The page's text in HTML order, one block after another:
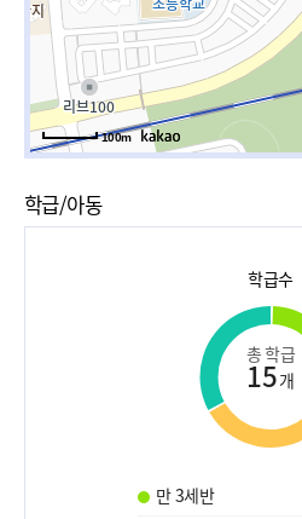
100m
학급/아동
학급수
총 학급
15개
만 3세반